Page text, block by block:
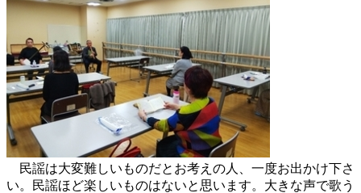
民謡は大変難しいものだとお考えの人、一度お出かけ下さ
い。民謡ほど楽しいものはないと思います。大きな声で歌う